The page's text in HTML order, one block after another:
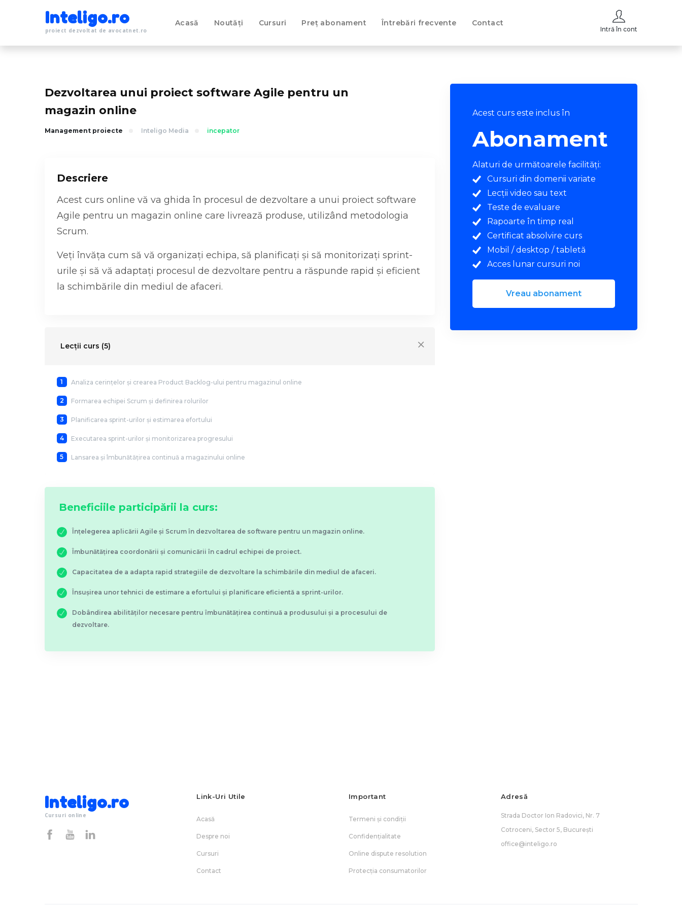
Inteligo.ro
proiect dezvoltat de avocatnet.ro
Acasă Noutăți Cursuri Preț abonament Întrebări frecvente Contact
Intră în cont
Dezvoltarea unui proiect software Agile pentru un
magazin online
Management proiecte Inteligo Media incepator
Descriere
Acest curs online vă va ghida în procesul de dezvoltare a unui proiect software
Agile pentru un magazin online care livrează produse, utilizând metodologia
Scrum.
Veți învăța cum să vă organizați echipa, să planificați și să monitorizați sprint-
urile și să vă adaptați procesul de dezvoltare pentru a răspunde rapid și eficient
la schimbările din mediul de afaceri.
Lecții curs (5)
1 Analiza cerințelor și crearea Product Backlog-ului pentru magazinul online
2 Formarea echipei Scrum și definirea rolurilor
3 Planificarea sprint-urilor și estimarea efortului
4 Executarea sprint-urilor și monitorizarea progresului
5 Lansarea și îmbunătățirea continuă a magazinului online
Beneficiile participării la curs:
Înțelegerea aplicării Agile și Scrum în dezvoltarea de software pentru un magazin online.
Îmbunătățirea coordonării și comunicării în cadrul echipei de proiect.
Capacitatea de a adapta rapid strategiile de dezvoltare la schimbările din mediul de afaceri.
Însușirea unor tehnici de estimare a efortului și planificare eficientă a sprint-urilor.
Dobândirea abilităților necesare pentru îmbunătățirea continuă a produsului și a procesului de
dezvoltare.
Acest curs este inclus în
Abonament
Alaturi de următoarele facilități:
Cursuri din domenii variate
Lecții video sau text
Teste de evaluare
Rapoarte în timp real
Certificat absolvire curs
Mobil / desktop / tabletă
Acces lunar cursuri noi
Vreau abonament
Inteligo.ro
Cursuri online
Link-Uri Utile
Acasă
Despre noi
Cursuri
Contact
Important
Termeni și condiții
Confidențialitate
Online dispute resolution
Protecția consumatorilor
Adresă
Strada Doctor Ion Radovici, Nr. 7
Cotroceni, Sector 5, București
office@inteligo.ro